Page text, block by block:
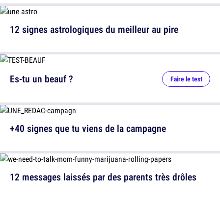
12 signes astrologiques du meilleur au pire
12 messages laissés par des parents très drôles
Es-tu un beauf ? Faire le test
+40 signes que tu viens de la campagne